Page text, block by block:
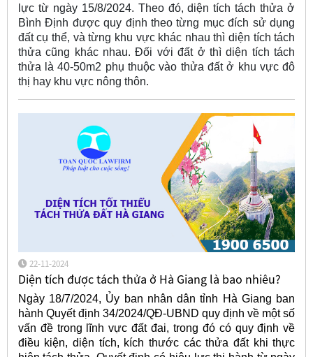
lực từ ngày 15/8/2024. Theo đó, diện tích tách thửa ở
Bình Định được quy định theo từng mục đích sử dụng
đất cụ thể, và từng khu vực khác nhau thì diện tích tách
thửa cũng khác nhau. Đối với đất ở thì diện tích tách
thửa là 40-50m2 phụ thuộc vào thửa đất ở khu vực đô
thị hay khu vực nông thôn.
22-11-2024
Diện tích được tách thửa ở Hà Giang là bao nhiêu?
Ngày 18/7/2024, Ủy ban nhân dân tỉnh Hà Giang ban
hành Quyết định 34/2024/QĐ-UBND quy định về một số
vấn đề trong lĩnh vực đất đai, trong đó có quy định về
điều kiện, diện tích, kích thước các thửa đất khi thực